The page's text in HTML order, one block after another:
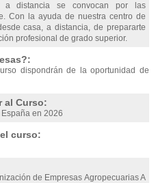
a distancia se convocan por las
Con la ayuda de nuestra centro de
casa, a distancia, de prepararte
profesional de grado superior.
dispondrán de la oportunidad de
al Curso:
en 2026
curso:
de Empresas Agropecuarias A